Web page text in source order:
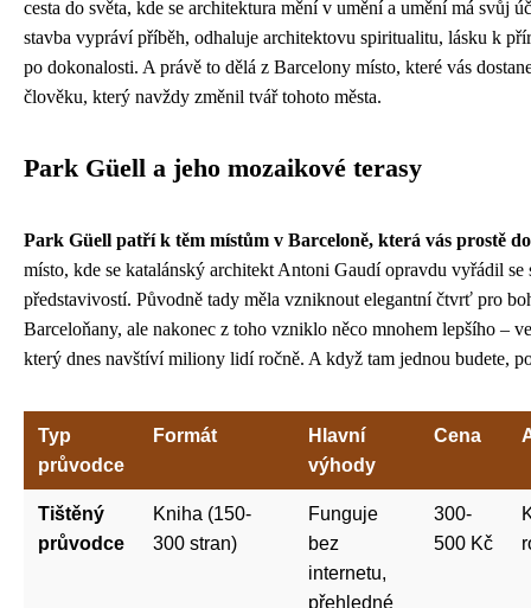
cesta do světa, kde se architektura mění v umění a umění má svůj
stavba vypráví příběh, odhaluje architektovu spiritualitu, lásku k
po dokonalosti. A právě to dělá z Barcelony místo, které vás
člověku, který navždy změnil tvář tohoto města.
Park Güell a jeho mozaikové terasy
Park Güell patří k těm místům v Barceloně, která vás prostě
místo, kde se katalánský architekt Antoni Gaudí opravdu vyřádil se
představivostí. Původně tady měla vzniknout elegantní čtvrť pro
Barceloňany, ale nakonec z toho vzniklo něco mnohem lepšího –
který dnes navštíví miliony lidí ročně. A když tam jednou budete,
Typ
průvodce
Formát
Hlavní
výhody
Cena
Tištěný
průvodce
Kniha (150-
300 stran)
Funguje
bez
internetu,
přehledné
300-
500 Kč